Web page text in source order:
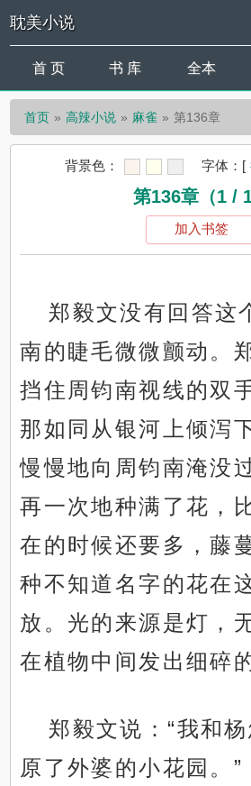
耽美小说
首 页 书 库 全本
首页 高辣小说 麻雀 第136章
背景色： 字体： [
第136章（1 / 1
加入书签
郑毅文没有回答这
南的睫毛微微颤动。
挡住周钧南视线的
那如同从银河上倾泻
慢慢地向周钧南淹没
再一次地种满了花，
在的时候还要多，藤
种不知道名字的花在
放。光的来源是灯，
在植物中间发出细碎
郑毅文说：“我和
原了外婆的小花园。”